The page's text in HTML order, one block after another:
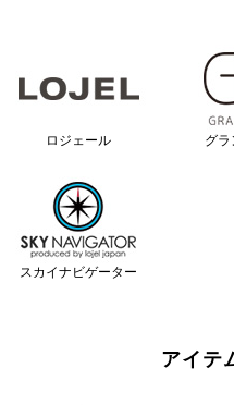
ロジェール グラ
スカイナビゲーター
アイテ